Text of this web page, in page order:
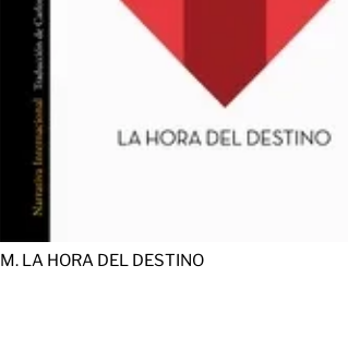
M. LA HORA DEL DESTINO